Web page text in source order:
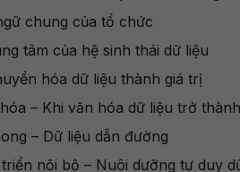
chung của tổ chức
tâm của hệ sinh thái dữ liệu
hóa dữ liệu thành giá trị
– Khi văn hóa dữ liệu trở
– Dữ liệu dẫn đường
nội bộ – Nuôi dưỡng tư duy